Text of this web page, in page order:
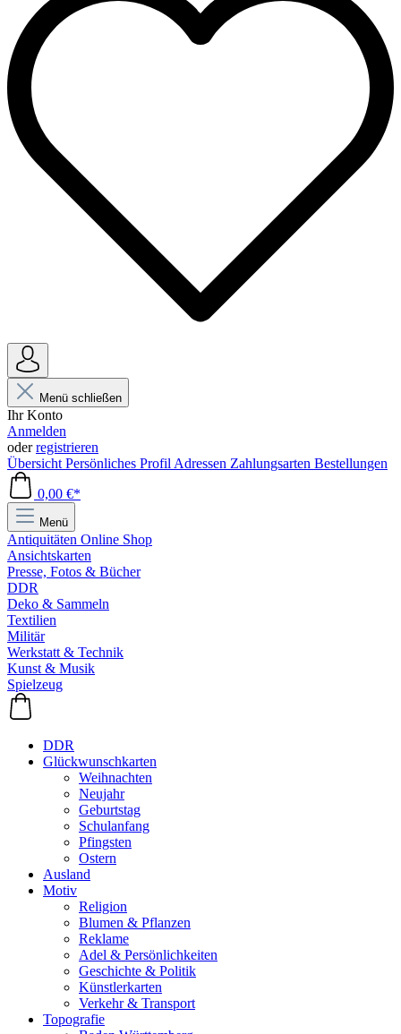
Menü schließen
Ihr Konto
Anmelden
oderregistrieren
Übersicht Persönliches Profil Adressen Zahlungsarten Bestellungen
0,00 €*
Menü
Antiquitäten Online Shop
Ansichtskarten
Presse, Fotos & Bücher
DDR
Deko & Sammeln
Textilien
Militär
Werkstatt & Technik
Kunst & Musik
Spielzeug
DDR
Glückwunschkarten
Weihnachten
Neujahr
Geburtstag
Schulanfang
Pfingsten
Ostern
Ausland
Motiv
Religion
Blumen & Pflanzen
Reklame
Adel & Persönlichkeiten
Geschichte & Politik
Künstlerkarten
Verkehr & Transport
Topografie